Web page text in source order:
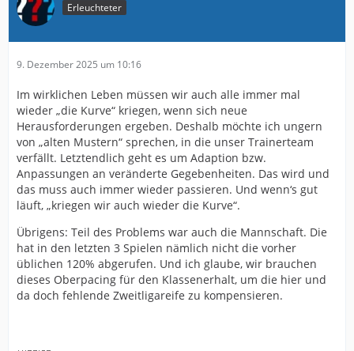
Erleuchteter
9. Dezember 2025 um 10:16
Im wirklichen Leben müssen wir auch alle immer mal
wieder „die Kurve“ kriegen, wenn sich neue
Herausforderungen ergeben. Deshalb möchte ich ungern
von „alten Mustern“ sprechen, in die unser Trainerteam
verfällt. Letztendlich geht es um Adaption bzw.
Anpassungen an veränderte Gegebenheiten. Das wird und
das muss auch immer wieder passieren. Und wenn‘s gut
läuft, „kriegen wir auch wieder die Kurve“.
Übrigens: Teil des Problems war auch die Mannschaft. Die
hat in den letzten 3 Spielen nämlich nicht die vorher
üblichen 120% abgerufen. Und ich glaube, wir brauchen
dieses Oberpacing für den Klassenerhalt, um die hier und
da doch fehlende Zweitligareife zu kompensieren.